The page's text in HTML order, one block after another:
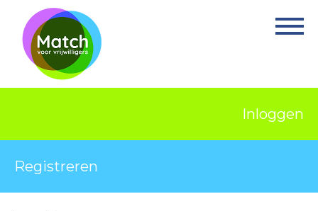
Home
Activiteiten
Projecten
Over Match
Inloggen
Registreren